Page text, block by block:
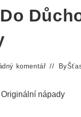
komentář By
nápady